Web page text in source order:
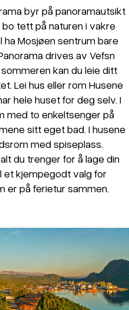
byr på panoramautsikt
tett på naturen i vakre
Mosjøen sentrum bare
drives av Vefsn
kan du leie ditt
Lei hus eller rom Husene
hele huset for deg selv. I
med to enkeltsenger på
sitt eget bad. I husene
med spiseplass.
du trenger for å lage din
et kjempegodt valg for
er på ferietur sammen.